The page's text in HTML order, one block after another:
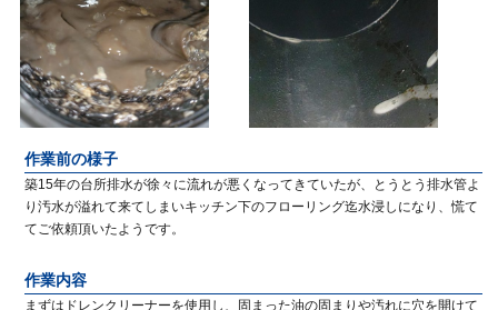
作業前の様子
築15年の台所排水が徐々に流れが悪くなってきていたが、とうとう排水管よ
り汚水が溢れて来てしまいキッチン下のフローリング迄水浸しになり、慌て
てご依頼頂いたようです。
作業内容
まずはドレンクリーナーを使用し、固まった油の固まりや汚れに穴を開けて